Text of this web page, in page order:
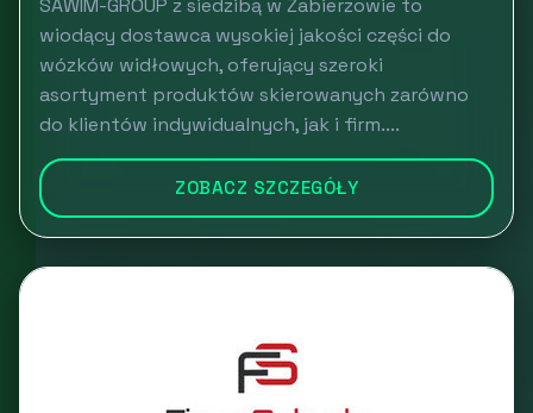
SAWIM-GROUP z siedzibą w Zabierzowie to
wiodący dostawca wysokiej jakości części do
wózków widłowych, oferujący szeroki
asortyment produktów skierowanych zarówno
do klientów indywidualnych, jak i firm....
ZOBACZ SZCZEGÓŁY